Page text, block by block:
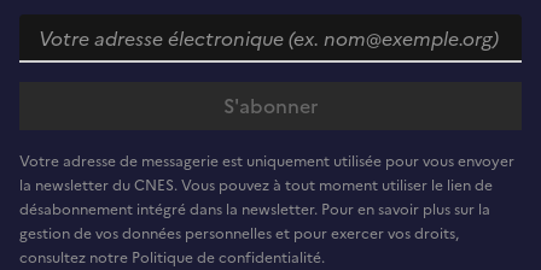
Votre adresse de messagerie est uniquement utilisée pour vous envoyer
la newsletter du CNES. Vous pouvez à tout moment utiliser le lien de
désabonnement intégré dans la newsletter. Pour en savoir plus sur la
gestion de vos données personnelles et pour exercer vos droits,
consultez notre Politique de confidentialité.